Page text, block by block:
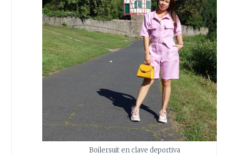
Boilersuit en clave deportiva